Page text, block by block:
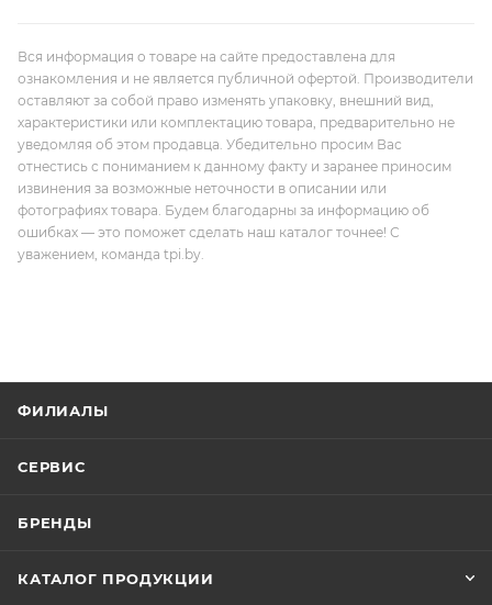
Вся информация о товаре на сайте предоставлена для
ознакомления и не является публичной офертой. Производители
оставляют за собой право изменять упаковку, внешний вид,
характеристики или комплектацию товара, предварительно не
уведомляя об этом продавца. Убедительно просим Вас
отнестись с пониманием к данному факту и заранее приносим
извинения за возможные неточности в описании или
фотографиях товара. Будем благодарны за информацию об
ошибках — это поможет сделать наш каталог точнее! С
уважением, команда tpi.by.
ФИЛИАЛЫ
СЕРВИС
БРЕНДЫ
КАТАЛОГ ПРОДУКЦИИ